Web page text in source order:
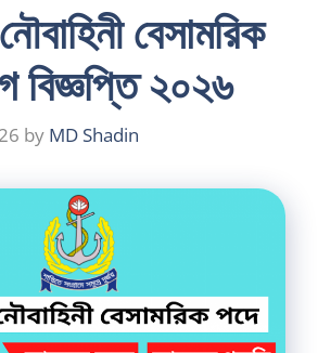
বেসামরিক
বিজ্ঞপ্তি ২০২৬
by MD Shadin